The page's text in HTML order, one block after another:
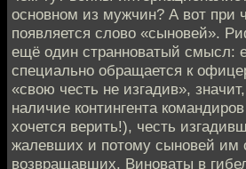
основном из мужчин? А вот при
появляется слово «сыновей».
ещё один странноватый смысл:
специально обращается к
«свою честь не изгадив»,
наличие контингента
хочется верить!), честь
жалевших и потому сыновей им
возвращавших. Виноваты в